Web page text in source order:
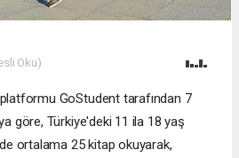
Oku)
GoStudent tarafından 7
göre, Türkiye'deki 11 ila 18 yaş
ortalama 25 kitap okuyarak,